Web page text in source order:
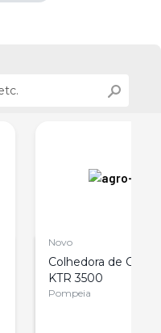
Novo
Colhedora de Café
KTR 3500
Pompeia